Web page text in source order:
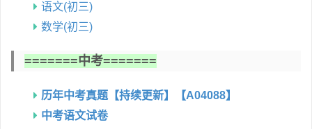
语文(初三)
数学(初三)
=======中考=======
历年中考真题【持续更新】【A04088】
中考语文试卷